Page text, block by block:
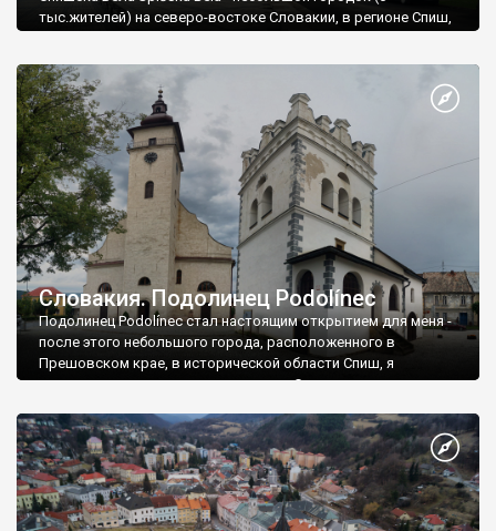
тыс.жителей) на северо-востоке Словакии, в регионе Спиш,
Словакия. Подолинец Podolínec
Подолинец Podolínec стал настоящим открытием для меня -
после этого небольшого города, расположенного в
Прешовском крае, в исторической области Спиш, я
кардинально изменил свое мнение о Словакии -